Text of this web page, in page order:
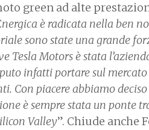
green ad alte
è radicata nella ben
sono state una grande
Tesla Motors è stata
infatti portare sul
Con piacere abbiamo
è sempre stata un ponte
Valley”. Chiude anche